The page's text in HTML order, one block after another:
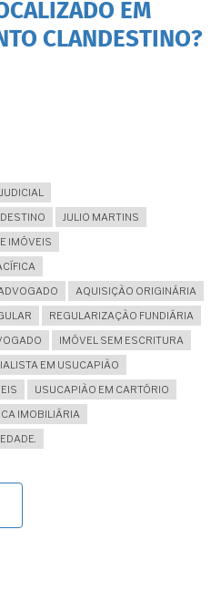
EM
CLANDESTINO?
JULIO MARTINS
IMÓVEIS
AQUISIÇÃO ORIGINÁRIA
REGULARIZAÇÃO FUNDIÁRIA
IMÓVEL SEM ESCRITURA
EM USUCAPIÃO
USUCAPIÃO EM CARTÓRIO
IMOBILIÁRIA